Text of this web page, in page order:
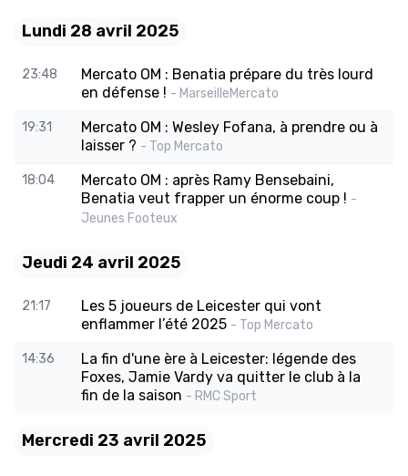
Lundi 28 avril 2025
23:48
Mercato OM : Benatia prépare du très lourd
en défense ! - MarseilleMercato
19:31
Mercato OM : Wesley Fofana, à prendre ou à
laisser ? - Top Mercato
18:04
Mercato OM : après Ramy Bensebaini,
Benatia veut frapper un énorme coup ! -
Jeunes Footeux
Jeudi 24 avril 2025
21:17
Les 5 joueurs de Leicester qui vont
enflammer l’été 2025 - Top Mercato
14:36
La fin d'une ère à Leicester: légende des
Foxes, Jamie Vardy va quitter le club à la
fin de la saison - RMC Sport
Mercredi 23 avril 2025